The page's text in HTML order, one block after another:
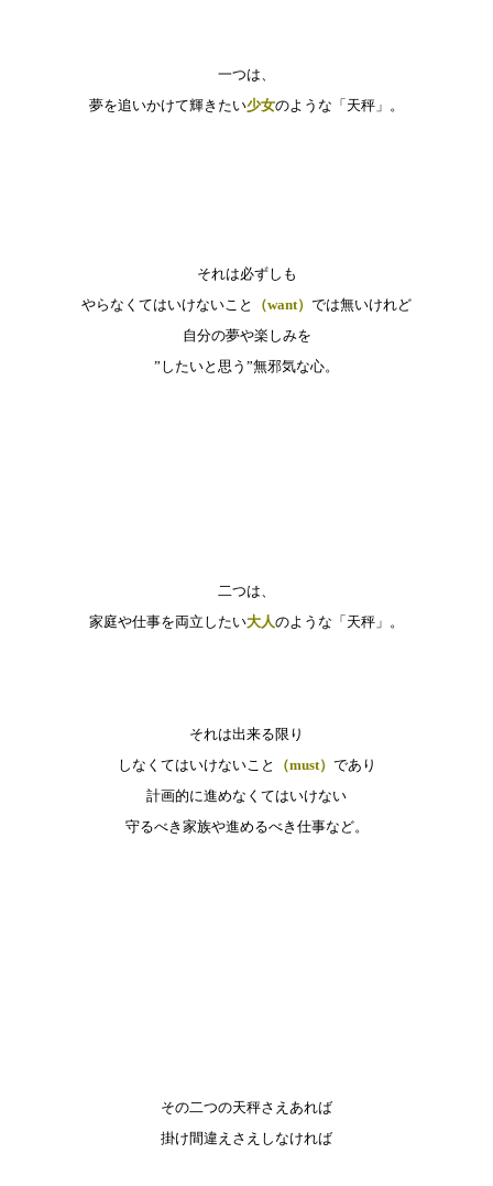
一つは、
夢を追いかけて輝きたい少女のような「天秤」。
それは必ずしも
やらなくてはいけないこと
（want） では無いけれど
自分の夢や楽しみを
”したいと思う”無邪気な心。
二つは、
家庭や仕事を両立したい大人のような「天秤」。
それは出来る限り
しなくてはいけないこと
（must） であり
計画的に進めなくてはいけない
守るべき家族や進めるべき仕事など。
その二つの天秤さえあれば
掛け間違えさえしなければ